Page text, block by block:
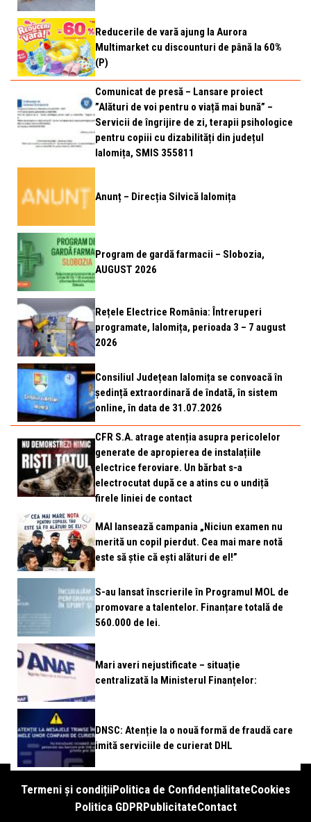
Reducerile de vară ajung la Aurora
Multimarket cu discounturi de până la 60%
(P)
Comunicat de presă – Lansare proiect
”Alături de voi pentru o viață mai bună” –
Servicii de îngrijire de zi, terapii psihologice
pentru copiii cu dizabilități din județul
Ialomița, SMIS 355811
Anunț – Direcția Silvică Ialomița
Program de gardă farmacii – Slobozia,
AUGUST 2026
Rețele Electrice România: Întreruperi
programate, Ialomița, perioada 3 – 7 august
2026
Consiliul Județean Ialomița se convoacă în
ședință extraordinară de îndată, în sistem
online, în data de 31.07.2026
CFR S.A. atrage atenția asupra pericolelor
generate de apropierea de instalațiile
electrice feroviare. Un bărbat s-a
electrocutat după ce a atins cu o undiță
firele liniei de contact
MAI lansează campania „Niciun examen nu
merită un copil pierdut. Cea mai mare notă
este să știe că ești alături de el!”
S-au lansat înscrierile în Programul MOL de
promovare a talentelor. Finanțare totală de
560.000 de lei.
Mari averi nejustificate – situație
centralizată la Ministerul Finanțelor:
DNSC: Atenție la o nouă formă de fraudă care
imită serviciile de curierat DHL
Termeni și condițiiPolitica de ConfidențialitateCookies
Politica GDPRPublicitateContact